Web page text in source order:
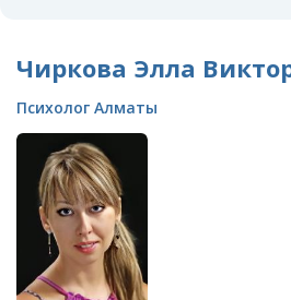
Чиркова Элла
Психолог Алматы